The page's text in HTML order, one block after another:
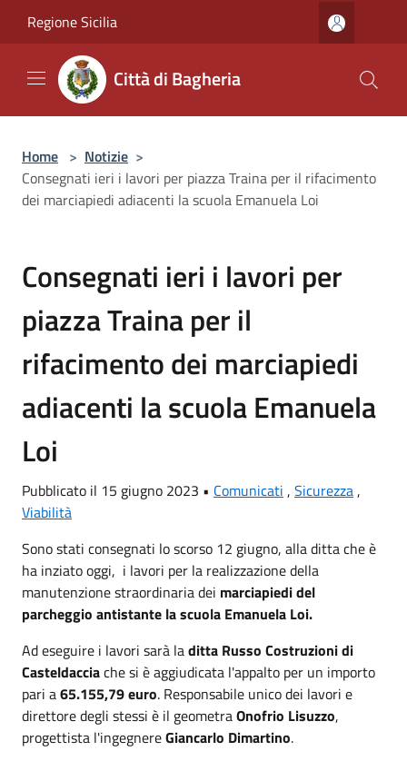
Regione Sicilia
Città di Bagheria
Home > Notizie >
Consegnati ieri i lavori per piazza Traina per il rifacimento
dei marciapiedi adiacenti la scuola Emanuela Loi
Consegnati ieri i lavori per
piazza Traina per il
rifacimento dei marciapiedi
adiacenti la scuola Emanuela
Loi
Pubblicato il 15 giugno 2023 • Comunicati , Sicurezza ,
Viabilità
Sono stati consegnati lo scorso 12 giugno, alla ditta che è
ha inziato oggi, i lavori per la realizzazione della
manutenzione straordinaria dei marciapiedi del
parcheggio antistante la scuola Emanuela Loi.
Ad eseguire i lavori sarà laditta Russo Costruzioni di
Casteldacciache si è aggiudicata l'appalto per un importo
pari a65.155,79 euro. Responsabile unico dei lavori e
direttore degli stessi è il geometraOnofrio Lisuzzo,
progettista l'ingegnereGiancarlo Dimartino.